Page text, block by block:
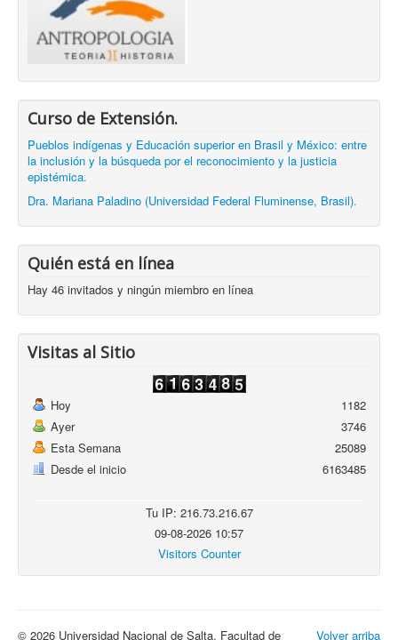
Curso de Extensión.
Pueblos indígenas y Educación superior en Brasil y México: entre
la inclusión y la búsqueda por el reconocimiento y la justicia
epistémica.
Dra. Mariana Paladino (Universidad Federal Fluminense, Brasil).
Quién está en línea
Hay 46 invitados y ningún miembro en línea
Visitas al Sitio
Hoy
Ayer
Esta Semana
Desde el inicio
1182
3746
25089
6163485
Tu IP: 216.73.216.67
09-08-2026 10:57
Visitors Counter
Volver arriba
© 2026 Universidad Nacional de Salta. Facultad de